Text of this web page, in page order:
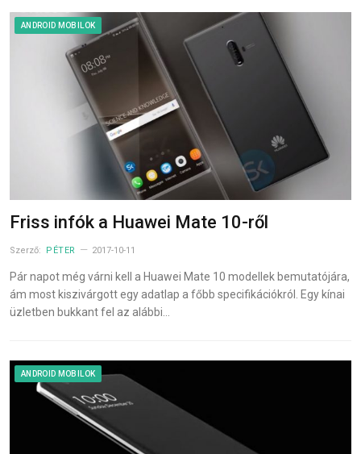
ANDROID MOBILOK
Friss infók a Huawei Mate 10-ről
Szerző: PÉTER 2017-10-11
Pár napot még várni kell a Huawei Mate 10 modellek bemutatójára,
ám most kiszivárgott egy adatlap a főbb specifikációkról. Egy kínai
üzletben bukkant fel az alábbi…
ANDROID MOBILOK